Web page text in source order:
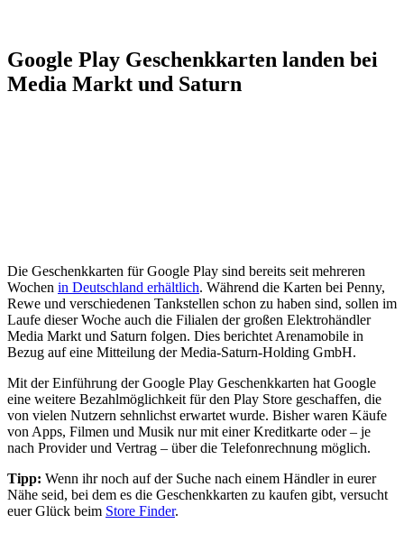
Google Play Geschenkkarten landen bei
Media Markt und Saturn
Die Geschenkkarten für Google Play sind bereits seit mehreren
Wochen in Deutschland erhältlich. Während die Karten bei Penny,
Rewe und verschiedenen Tankstellen schon zu haben sind, sollen im
Laufe dieser Woche auch die Filialen der großen Elektrohändler
Media Markt und Saturn folgen. Dies berichtet Arenamobile in
Bezug auf eine Mitteilung der Media-Saturn-Holding GmbH.
Mit der Einführung der Google Play Geschenkkarten hat Google
eine weitere Bezahlmöglichkeit für den Play Store geschaffen, die
von vielen Nutzern sehnlichst erwartet wurde. Bisher waren Käufe
von Apps, Filmen und Musik nur mit einer Kreditkarte oder – je
nach Provider und Vertrag – über die Telefonrechnung möglich.
Tipp: Wenn ihr noch auf der Suche nach einem Händler in eurer
Nähe seid, bei dem es die Geschenkkarten zu kaufen gibt, versucht
euer Glück beim Store Finder.